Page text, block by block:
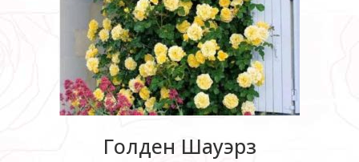
Голден Шауэрз